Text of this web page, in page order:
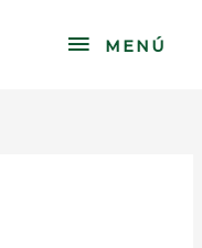
MENÚ
MENÚ